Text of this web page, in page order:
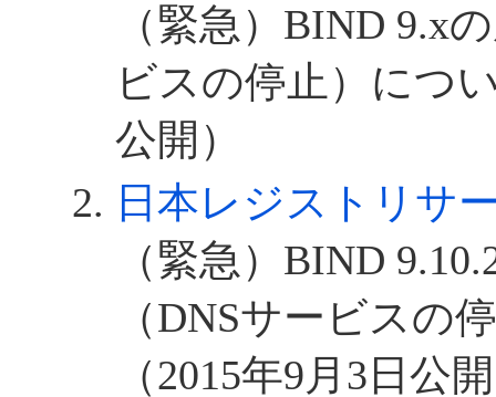
（緊急）BIND 9.x
ビスの停止）につ
公開）
日本レジストリサ
（緊急）BIND
（DNSサービスの
（2015年9月3日公